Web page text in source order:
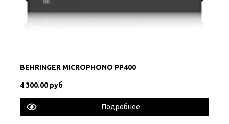
BEHRINGER MICROPHONO PP400
4 300.00 руб
Подробнее